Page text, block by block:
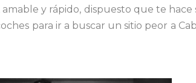
y rápido, dispuesto que te
para ir a buscar un sitio peor a